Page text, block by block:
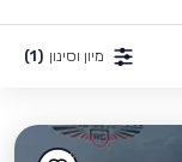
מיון וסינון (1)